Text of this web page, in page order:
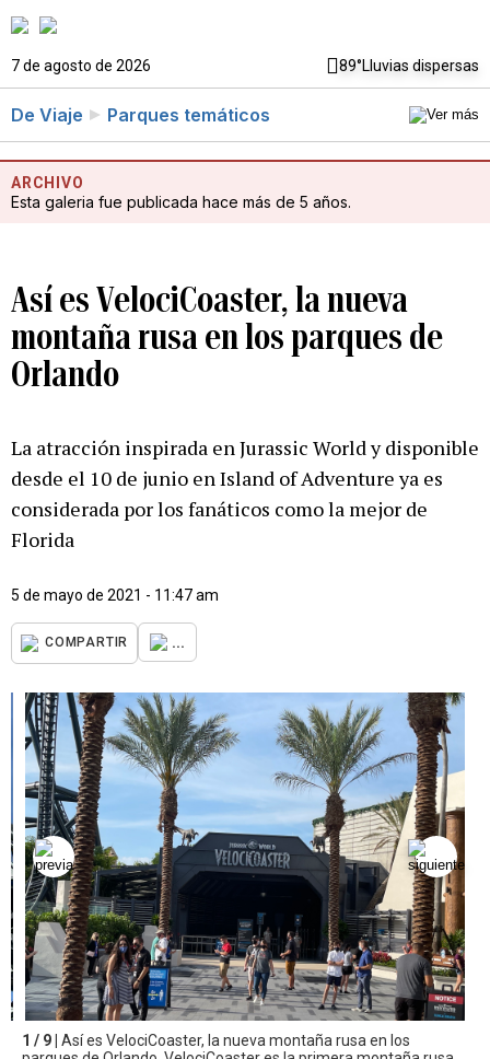
7 de agosto de 2026 89°Lluvias dispersas
De Viaje Parques temáticos
ARCHIVO
Esta galeria fue publicada hace más de 5 años.
Así es VelociCoaster, la nueva
montaña rusa en los parques de
Orlando
La atracción inspirada en Jurassic World y disponible
desde el 10 de junio en Island of Adventure ya es
considerada por los fanáticos como la mejor de
Florida
5 de mayo de 2021 - 11:47 am
COMPARTIR ...
1 / 9 | Así es VelociCoaster, la nueva montaña rusa en los